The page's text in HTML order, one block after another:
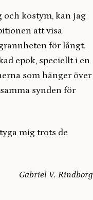
och kostym, kan jag
att visa
för långt.
epok, speciellt i en
som hänger över
synden för
mig trots de
Gabriel V. Rindborg